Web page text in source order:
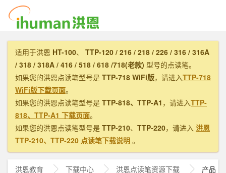
适用于洪恩 HT-100、 TTP-120 / 216 / 218 / 226 / 316 / 316A
/ 318 / 318A / 416 / 518 / 618 /718(老款) 型号的点读笔。
如果您的洪恩点读笔型号是 TTP-718 WiFi版，请进入TTP-718
WiFi版下载页面。
如果您的洪恩点读笔型号是 TTP-818、TTP-A1 ，请进入TTP-
818、TTP-A1 下载页面。
如果您的洪恩点读笔型号是 TTP-210、 TTP-220，请进入 洪恩
TTP-210、TTP-220 点读笔下载说明 。
洪恩教育 下载中心 洪恩点读笔资源下载 产品